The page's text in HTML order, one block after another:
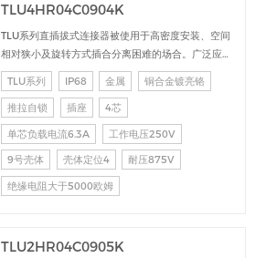
TLU4HR04C0904K
TLU系列直插拔式连接器被使用于高密度安装、空间
相对狭小及旋转方式插合分离困难的场合。广泛应用
于电台设备、加固计算机、医疗设备、测试检测设
备、音频视频设备、数据采集、工业控制等场合的交
直流、高速、射频、光纤等的信号连接传输。
TLU系列 IP68 金属 铜合金镀亮铬
推拉自锁 插座 4芯
单芯负载电流6.3A 工作电压250V
9号壳体 壳体定位4 耐压875V
绝缘电阻大于5000欧姆
TLU2HR04C0905K